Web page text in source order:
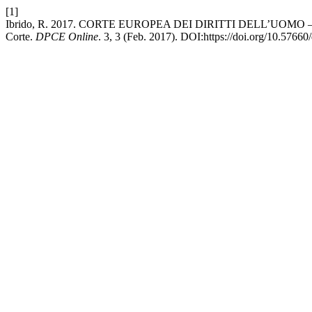
[1]
Ibrido, R. 2017. CORTE EUROPEA DEI DIRITTI DELL’UOMO
Corte. DPCE Online. 3, 3 (Feb. 2017). DOI:https://doi.org/